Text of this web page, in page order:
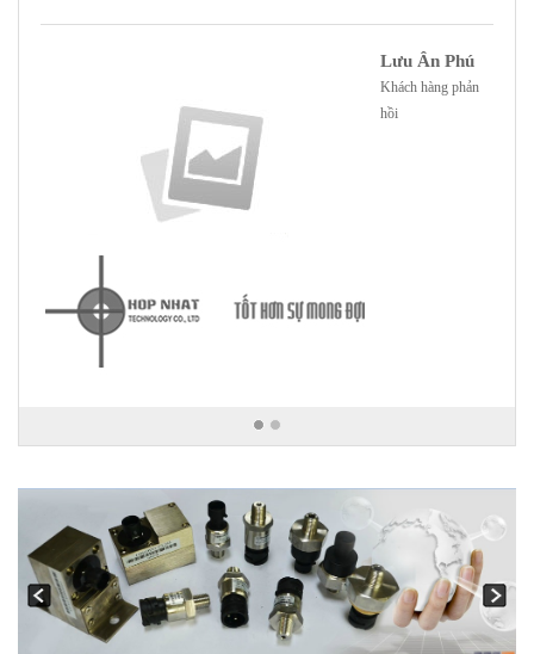
Lưu Ân Phú
Khách hàng phản
hồi